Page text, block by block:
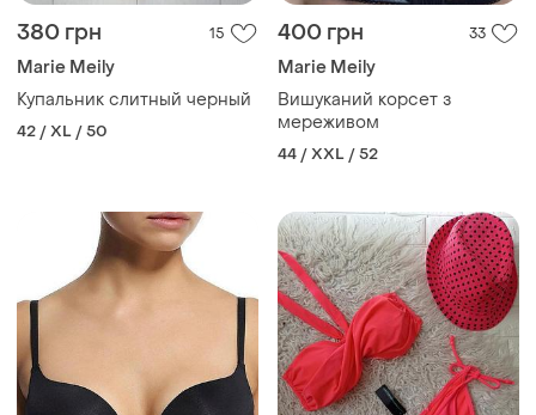
380 грн 15
Marie Meily
Купальник слитный черный
42 / XL / 50
400 грн 33
Marie Meily
Вишуканий корсет з
мереживом
44 / XXL / 52